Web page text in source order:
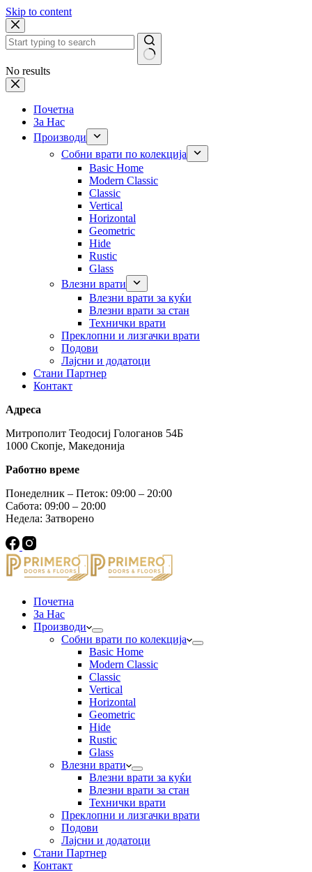
Skip to content
No results
Почетна
За Нас
Производи
Собни врати по колекција
Basic Home
Modern Classic
Classic
Vertical
Horizontal
Geometric
Hide
Rustic
Glass
Влезни врати
Влезни врати за куќи
Влезни врати за стан
Технички врати
Преклопни и лизгачки врати
Подови
Лајсни и додатоци
Стани Партнер
Контакт
Адреса
Митрополит Теодосиј Гологанов 54Б
1000 Скопје, Македонија
Работно време
Понеделник – Петок: 09:00 – 20:00
Сабота: 09:00 – 20:00
Недела: Затворено
Почетна
За Нас
Производи
Собни врати по колекција
Basic Home
Modern Classic
Classic
Vertical
Horizontal
Geometric
Hide
Rustic
Glass
Влезни врати
Влезни врати за куќи
Влезни врати за стан
Технички врати
Преклопни и лизгачки врати
Подови
Лајсни и додатоци
Стани Партнер
Контакт